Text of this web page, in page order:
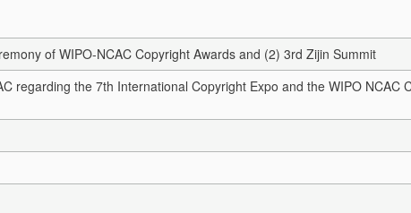
of WIPO-NCAC Copyright Awards and (2) 3rd Zijin Summit
regarding the 7th International Copyright Expo and the WIPO NCAC